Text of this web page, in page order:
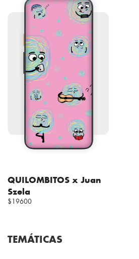
QUILOMBITOS x Juan
Szela
$19600
TEMÁTICAS